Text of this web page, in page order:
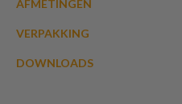
AFMETINGEN
VERPAKKING
DOWNLOADS